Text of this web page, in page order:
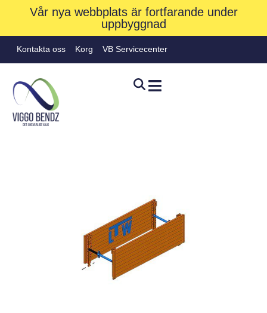
Vår nya webbplats är fortfarande under
uppbyggnad
Kontakta oss Korg VB Servicecenter